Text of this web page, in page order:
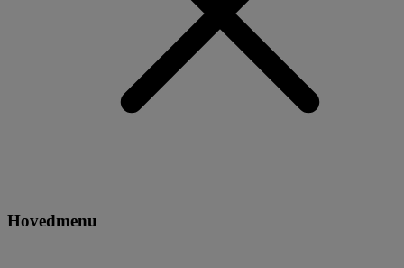
Hovedmenu